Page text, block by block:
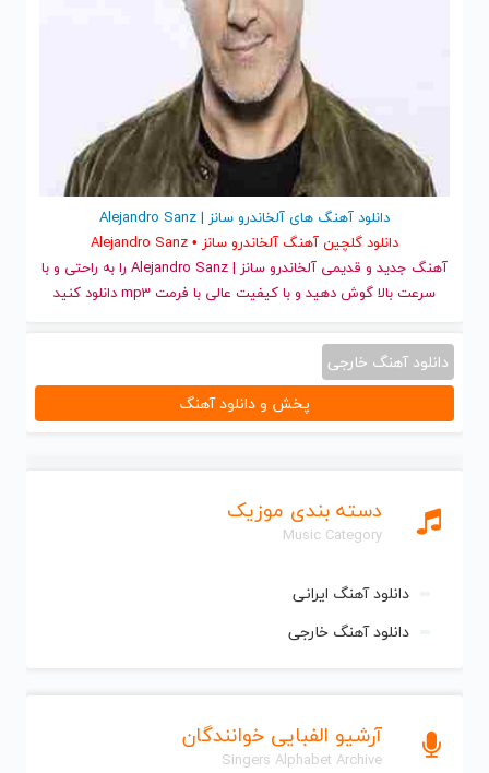
دسته بندی موزیک
Music Category
دانلود آهنگ ایرانی
دانلود آهنگ خارجی
آرشیو الفبایی خوانندگان
Singers Alphabet Archive
دانلود آهنگ های آلخاندرو سانز | Alejandro Sanz
دانلود گلچین آهنگ آلخاندرو سانز • Alejandro Sanz
آهنگ جدید
و قدیمی آلخاندرو سانز | Alejandro Sanz را به راحتی و با
سرعت بالا گوش دهید و با کیفیت عالی با فرمت mp3 دانلود کنید
دانلود آهنگ خارجی
پخش و دانلود آهنگ